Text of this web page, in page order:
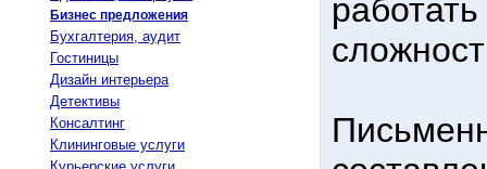
Бизнес предложения
Бухгалтерия, аудит
Гостиницы
Дизайн интерьера
Детективы
Консалтинг
Клининговые услуги